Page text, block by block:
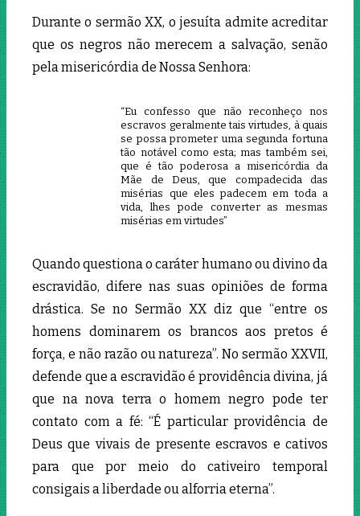
Durante o sermão XX, o jesuíta admite acreditar
que os negros não merecem a salvação, senão
pela misericórdia de Nossa Senhora:
“Eu confesso que não reconheço nos
escravos geralmente tais virtudes, à quais
se possa prometer uma segunda fortuna
tão notável como esta; mas também sei,
que é tão poderosa a misericórdia da
Mãe de Deus, que compadecida das
misérias que eles padecem em toda a
vida, lhes pode converter as mesmas
misérias em virtudes”
Quando questiona o caráter humano ou divino da
escravidão, difere nas suas opiniões de forma
drástica. Se no Sermão XX diz que “entre os
homens dominarem os brancos aos pretos é
força, e não razão ou natureza”. No sermão XXVII,
defende que a escravidão é providência divina, já
que na nova terra o homem negro pode ter
contato com a fé: “É particular providência de
Deus que vivais de presente escravos e cativos
para que por meio do cativeiro temporal
consigais a liberdade ou alforria eterna”.